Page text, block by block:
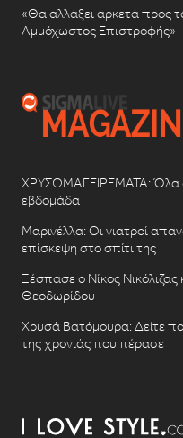
«Θα αλλάξει αρκετά προς
Αμμόχωστος Επιστροφής»
ΧΡΥΣΩΜΑΓΕΙΡΕΜΑΤΑ: Όλα
εβδομάδα
Μαρινέλλα: Οι γιατροί
επίσκεψη στο σπίτι της
Ξέσπασε ο Νίκος
Θεοδωρίδου
Χρυσά Βατόμουρα: Δείτε
της χρονιάς που πέρασε